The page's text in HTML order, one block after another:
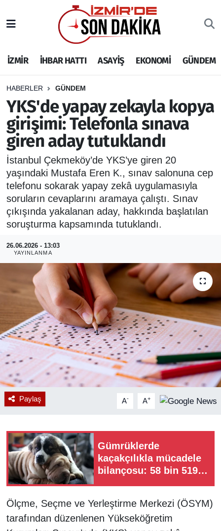
İZMİR İHBAR HATTI ASAYİŞ EKONOMİ GÜNDEM
HABERLER GÜNDEM
YKS'de yapay zekayla kopya
girişimi: Telefonla sınava
giren aday tutuklandı
İstanbul Çekmeköy’de YKS’ye giren 20
yaşındaki Mustafa Eren K., sınav salonuna cep
telefonu sokarak yapay zekâ uygulamasıyla
soruların cevaplarını aramaya çalıştı. Sınav
çıkışında yakalanan aday, hakkında başlatılan
soruşturma kapsamında tutuklandı.
26.06.2026 - 13:03
YAYINLANMA
Paylaş A- A+
Gümrüklerde
kaçakçılıkla mücadele
bilançosu: 58 bin 519
Ölçme, Seçme ve Yerleştirme Merkezi (ÖSYM)
tarafından düzenlenen Yükseköğretim
İHBAR HATTI
DEPREM
GENEL
EKONOMİ
SİYASET
SPOR
ASAYİŞ
İzmir Nöbetçi Eczaneler
İzmir Hava Durumu
İzmir Namaz Vakitleri
İzmir Trafik Yoğunluk Haritası
Puan Durumu ve Fikstür
Tüm Manşetler
Son Dakika Haberleri
Haber Arşivi